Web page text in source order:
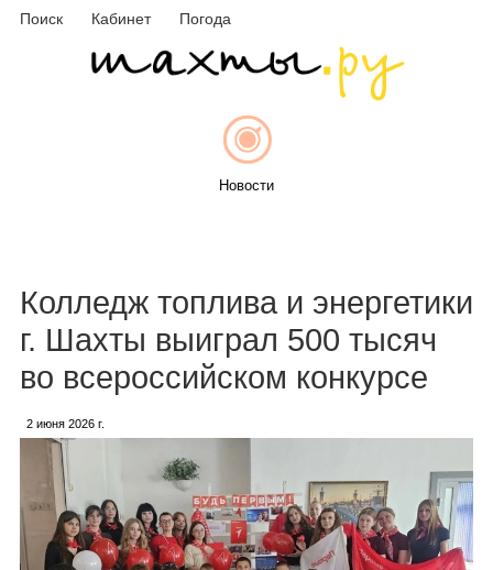
Поиск Кабинет Погода
Новости
Каталог
Колледж топлива и энергетики
г. Шахты выиграл 500 тысяч
во всероссийском конкурсе
2 июня 2026 г.